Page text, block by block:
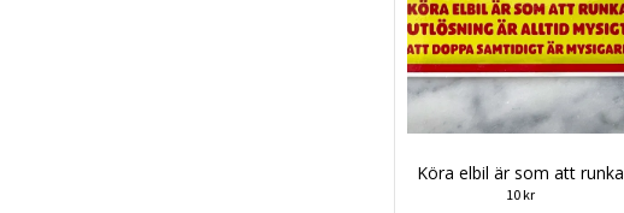
Köra elbil är som att runka
10 kr